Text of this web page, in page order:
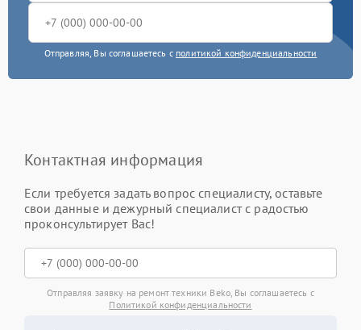
Отправляя, Вы соглашаетесь с политикой конфиденциальности
Контактная информация
Если требуется задать вопрос специалисту, оставьте
свои данные и дежурный специалист с радостью
проконсультирует Вас!
Отправляя заявку на ремонт техники Beko, Вы соглашаетесь с
Политикой конфиденциальности